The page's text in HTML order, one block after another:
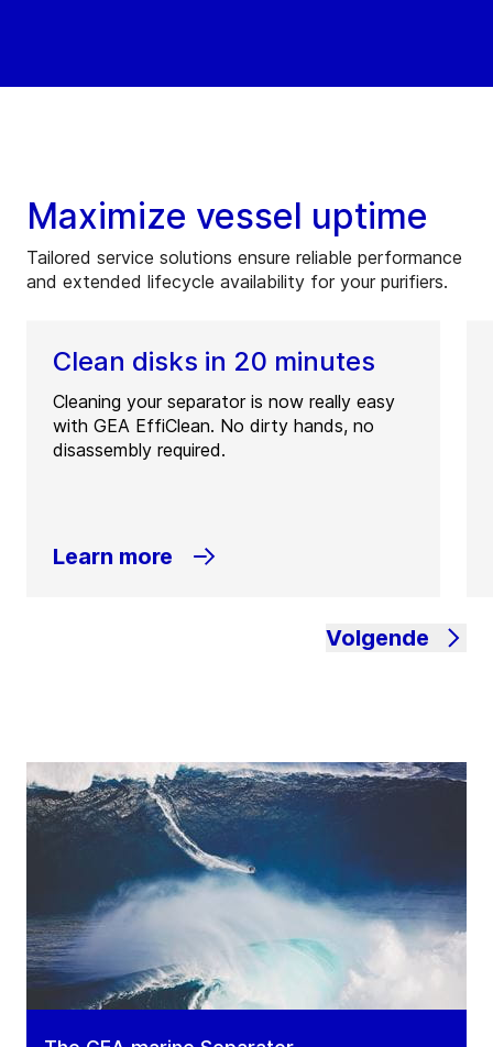
Maximize vessel uptime
Tailored service solutions ensure reliable performance
and extended lifecycle availability for your purifiers.
Clean disks in 20 minutes
Cleaning your separator is now really easy
with GEA EffiClean. No dirty hands, no
disassembly required.
Learn more
Volgende